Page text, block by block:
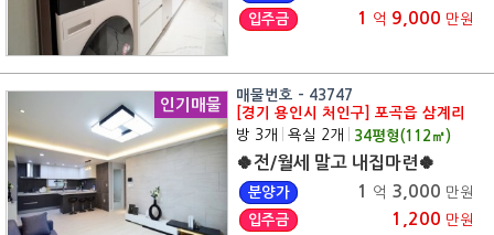
입주금
1 억 9,000 만원
인기매물
매물번호 - 43747
[경기 용인시 처인구] 포곡읍 삼계리
방 3개
욕실 2개 34평형(112 ㎡)
🍀전/월세 말고 내집마련🍀
분양가 1 억 3,000 만원
입주금
1,200 만원